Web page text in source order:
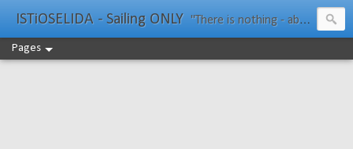
ISTiOSELIDA - Sailing ONLY "There is nothing - absolutely nothing - half so much worth doing as simply messing about in boats." Water Rat, Kenneth Grahame
Pages